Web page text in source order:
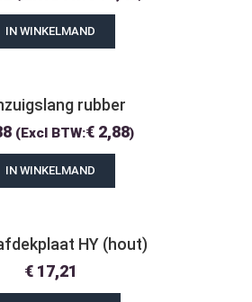
IN WINKELMAND
rubber
(Excl BTW:€2,88)
IN WINKELMAND
HY (hout)
€17,21